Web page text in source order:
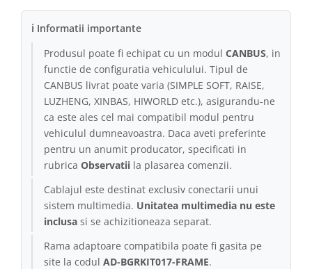
ℹ Informatii importante
Produsul poate fi echipat cu un modul CANBUS, in
functie de configuratia vehiculului. Tipul de
CANBUS livrat poate varia (SIMPLE SOFT, RAISE,
LUZHENG, XINBAS, HIWORLD etc.), asigurandu-ne
ca este ales cel mai compatibil modul pentru
vehiculul dumneavoastra. Daca aveti preferinte
pentru un anumit producator, specificati in
rubrica Observatii la plasarea comenzii.
Cablajul este destinat exclusiv conectarii unui
sistem multimedia. Unitatea multimedia nu este
inclusa si se achizitioneaza separat.
Rama adaptoare compatibila poate fi gasita pe
site la codul AD-BGRKIT017-FRAME.